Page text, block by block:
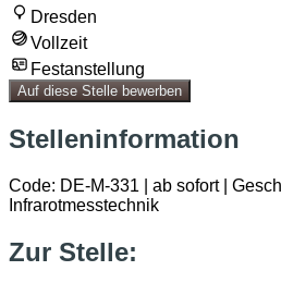
Dresden
Vollzeit
Festanstellung
Auf diese Stelle bewerben
Stelleninformation
Code: DE-M-331 | ab sofort |
Infrarotmesstechnik
Zur Stelle: